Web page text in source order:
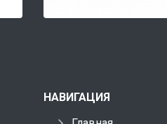
НАВИГАЦИЯ